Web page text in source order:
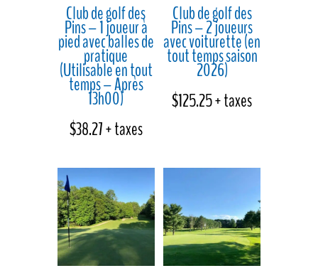
Club de golf des
Pins – 1 joueur à
pied avec balles de
pratique
(Utilisable en tout
temps – Après
13h00)
$38.27+ taxes
Club de golf des
Pins – 2 joueurs
avec voiturette (en
tout temps saison
2026)
$125.25+ taxes